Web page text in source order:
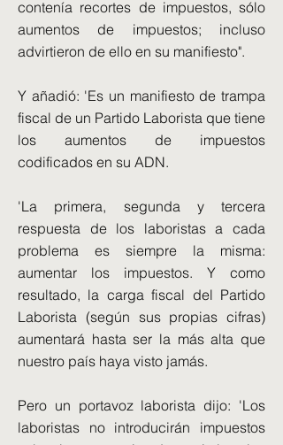
contenía recortes de impuestos, sólo
aumentos de impuestos; incluso
advirtieron de ello en su manifiesto".
Y añadió: 'Es un manifiesto de trampa
fiscal de un Partido Laborista que tiene
los aumentos de impuestos
codificados en su ADN.
'La primera, segunda y tercera
respuesta de los laboristas a cada
problema es siempre la misma:
aumentar los impuestos. Y como
resultado, la carga fiscal del Partido
Laborista (según sus propias cifras)
aumentará hasta ser la más alta que
nuestro país haya visto jamás.
Pero un portavoz laborista dijo: 'Los
laboristas no introducirán impuestos